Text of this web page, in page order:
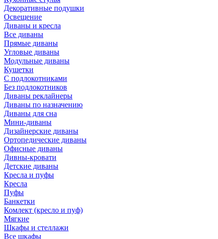
Декоративные подушки
Освещение
Диваны и кресла
Все диваны
Прямые диваны
Угловые диваны
Модульные диваны
Кушетки
С подлокотниками
Без подлокотников
Диваны реклайнеры
Диваны по назначению
Диваны для сна
Мини-диваны
Дизайнерские диваны
Ортопедические диваны
Офисные диваны
Дивны-кровати
Детские диваны
Кресла и пуфы
Кресла
Пуфы
Банкетки
Комлект (кресло и пуф)
Мягкие
Шкафы и стеллажи
Все шкафы